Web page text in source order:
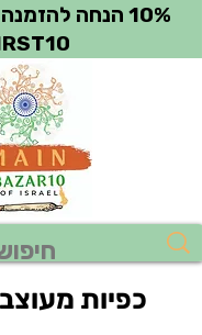
צפייה בנקודות
10% הנחה
כפיות